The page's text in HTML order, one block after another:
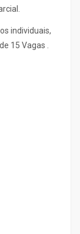
individuais,
15 Vagas .